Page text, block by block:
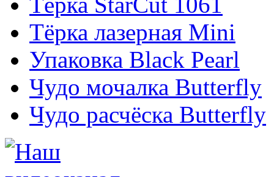
Тёрка лазерная Mini
Упаковка Black Pearl
Чудо мочалка Butterfly
Чудо расчёска Butterfly